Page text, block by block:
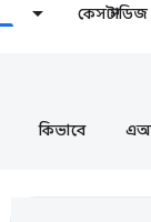
কেস স্টাডিজ
কিভাবে